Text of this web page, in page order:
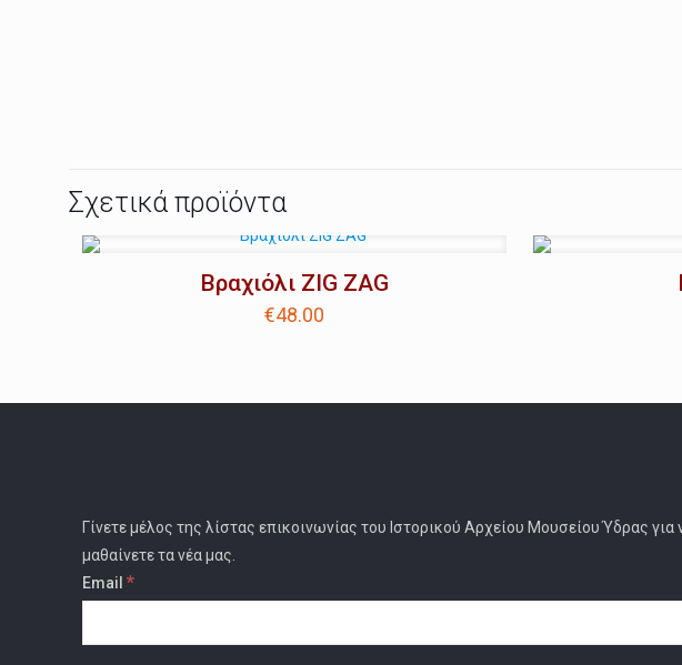
Σχετικά προϊόντα
Βραχιόλι ZIG ZAG
€48.00
Γίνετε μέλος της λίστας επικοινωνίας του Ιστορικού Αρχείου Μουσείου Ύδρας για
μαθαίνετε τα νέα μας.
Email *